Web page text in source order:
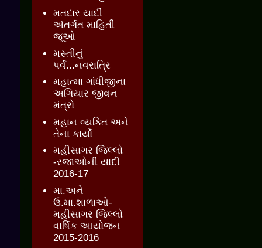
મતદાર યાદી
અંતર્ગત માહિતી
જૂઓ
મસ્તીનું
પર્વ...નવરાત્રિ
મહાત્મા ગાંધીજીના
અગિયાર જીવન
મંત્રો
મહાન વ્યક્તિ અને
તેના કાર્યો
મહીસાગર જિલ્લો
-રજાઓની યાદી
2016-17
મા.અને
ઉ.મા.શાળાઓ-
મહીસાગર જિલ્લો
વાર્ષિક આયોજન
2015-2016